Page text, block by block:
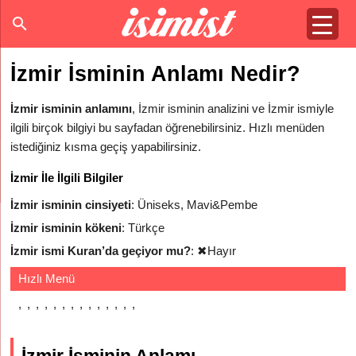
İzmir İsminin Anlamı Nedir?
İzmir isminin anlamını, İzmir isminin analizini ve İzmir ismiyle
ilgili birçok bilgiyi bu sayfadan öğrenebilirsiniz. Hızlı menüden
istediğiniz kısma geçiş yapabilirsiniz.
İzmir İle İlgili Bilgiler
İzmir isminin cinsiyeti: Üniseks, Mavi&Pembe
İzmir isminin kökeni: Türkçe
İzmir ismi Kuran’da geçiyor mu?: ✖Hayır
Hızlı Menü